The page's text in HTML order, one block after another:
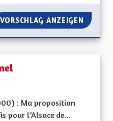
VORSCHLAG ANZEIGEN
: Ma proposition
pour l’Alsace de...